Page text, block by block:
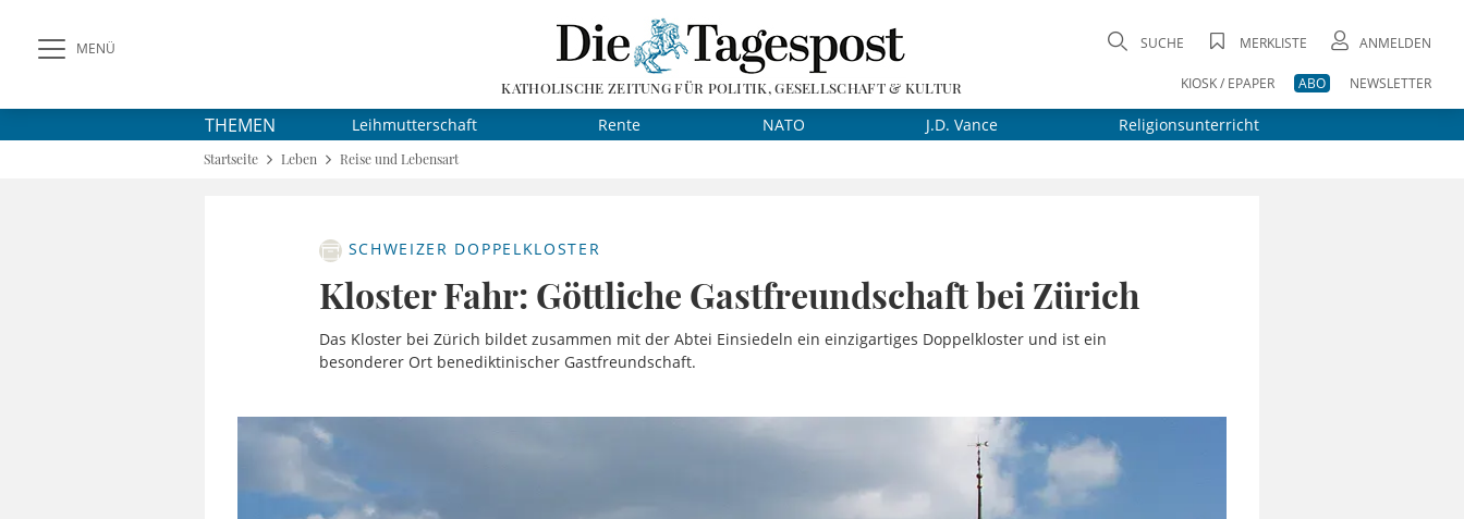
MENÜ
KATHOLISCHE ZEITUNG FÜR POLITIK, GESELLSCHAFT & KULTUR
SUCHE MERKLISTE ANMELDEN
KIOSK / EPAPER ABO NEWSLETTER
THEMEN Leihmutterschaft Rente NATO J.D. Vance Religionsunterricht
Startseite Leben Reise und Lebensart
SCHWEIZER DOPPELKLOSTER
Kloster Fahr: Göttliche Gastfreundschaft bei Zürich
Das Kloster bei Zürich bildet zusammen mit der Abtei Einsiedeln ein einzigartiges Doppelkloster und ist ein
besonderer Ort benediktinischer Gastfreundschaft.